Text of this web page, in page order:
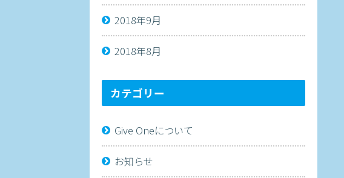
2018年9月
2018年8月
カテゴリー
Give Oneについて
お知らせ